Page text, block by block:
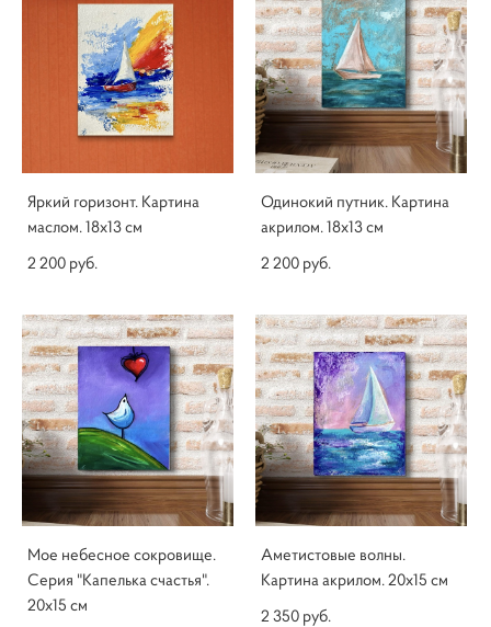
Яркий горизонт. Картина
маслом. 18х13 см
2 200 pуб.
Одинокий путник. Картина
акрилом. 18х13 см
2 200 pуб.
Мое небесное сокровище.
Серия "Капелька счастья".
20х15 см
Аметистовые волны.
Картина акрилом. 20х15 см
2 350 pуб.